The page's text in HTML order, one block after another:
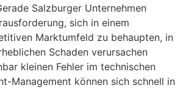
Salzburger Unternehmen
sich in einem
Marktumfeld zu behaupten, in
Schaden verursachen
kleinen Fehler im technischen
Management können sich schnell in